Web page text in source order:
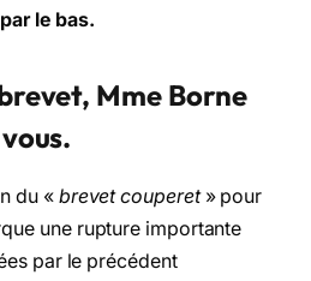
le bas.
Mme Borne
du « brevet couperet » pour
une rupture importante
par le précédent